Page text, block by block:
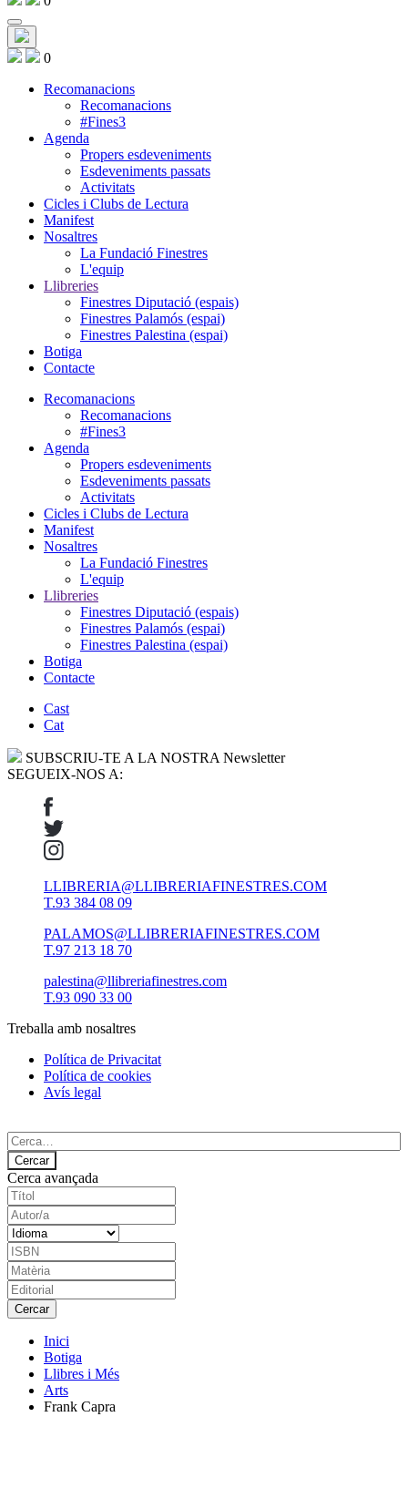
0
Recomanacions
Recomanacions
#Fines3
Agenda
Propers esdeveniments
Esdeveniments passats
Activitats
Cicles i Clubs de Lectura
Manifest
Nosaltres
La Fundació Finestres
L'equip
Llibreries
Finestres Diputació (espais)
Finestres Palamós (espai)
Finestres Palestina (espai)
Botiga
Contacte
Recomanacions
Recomanacions
#Fines3
Agenda
Propers esdeveniments
Esdeveniments passats
Activitats
Cicles i Clubs de Lectura
Manifest
Nosaltres
La Fundació Finestres
L'equip
Llibreries
Finestres Diputació (espais)
Finestres Palamós (espai)
Finestres Palestina (espai)
Botiga
Contacte
Cast
Cat
SUBSCRIU-TE A LA NOSTRA Newsletter
SEGUEIX-NOS A:
LLIBRERIA@LLIBRERIAFINESTRES.COM
T.93 384 08 09
PALAMOS@LLIBRERIAFINESTRES.COM
T.97 213 18 70
palestina@llibreriafinestres.com
T.93 090 33 00
Treballa amb nosaltres
Política de Privacitat
Política de cookies
Avís legal
Cerca avançada
Inici
Botiga
Llibres i Més
Arts
Frank Capra